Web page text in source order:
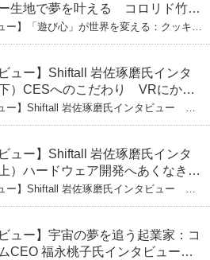
生地で夢を叶える コロリド竹内
クッキー生地に込めた「誰でも
いう哲学
ー】「遊び心」が世界を変える：クッキー
ュー】Shiftall 岩佐琢磨氏インタ
）CESへのこだわり VRにかけ
ー】Shiftall 岩佐琢磨氏インタビュー
ュー】Shiftall 岩佐琢磨氏インタ
）ハードウェア開発へあくなき挑
の経緯とは
ー】Shiftall 岩佐琢磨氏インタビュー
ュー】宇宙の夢を追う起業家：コ
CEO 福永桃子氏インタビュー